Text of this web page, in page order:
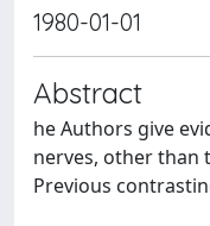
1980-01-01
Abstract
he Authors give
nerves, other than
Previous